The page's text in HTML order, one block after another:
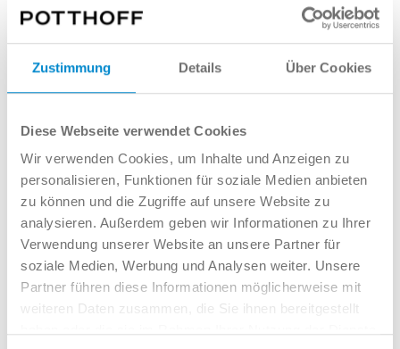
Zustimmung Details Über Cookies
Diese Webseite verwendet Cookies
Wir verwenden Cookies, um Inhalte und Anzeigen zu
personalisieren, Funktionen für soziale Medien anbieten
zu können und die Zugriffe auf unsere Website zu
analysieren. Außerdem geben wir Informationen zu Ihrer
Verwendung unserer Website an unsere Partner für
soziale Medien, Werbung und Analysen weiter. Unsere
Partner führen diese Informationen möglicherweise mit
weiteren Daten zusammen, die Sie ihnen bereitgestellt
Lars Linkamp
Verkauf GW
02381 7998-522
llinkamp@potthoff.de
Oder gern direkt per Mail oder
Telefon: